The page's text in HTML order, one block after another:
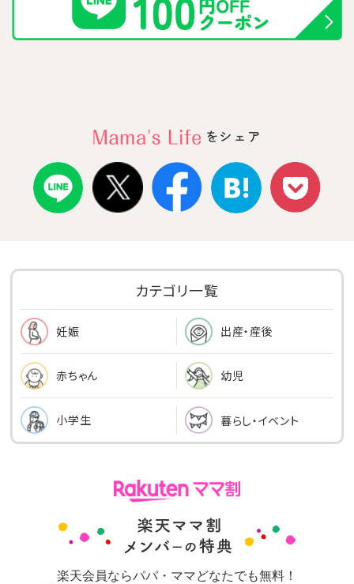
をシェア
カテゴリ一覧
妊娠 出産・産後
赤ちゃん 幼児
小学生 暮らし・イベント
楽天会員ならパパ・ママどなたでも無料！